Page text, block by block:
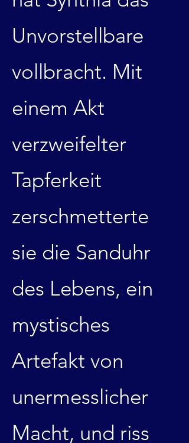
Unvorstellbare
vollbracht. Mit
einem Akt
verzweifelter
Tapferkeit
zerschmetterte
sie die Sanduhr
des Lebens, ein
mystisches
Artefakt von
unermesslicher
Macht, und riss